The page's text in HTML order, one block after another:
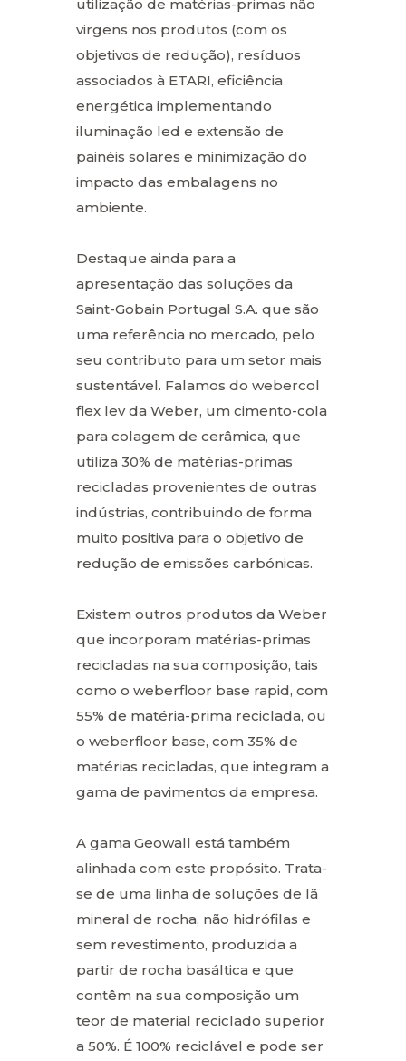
utilização de matérias-primas não
virgens nos produtos (com os
objetivos de redução), resíduos
associados à ETARI, eficiência
energética implementando
iluminação led e extensão de
painéis solares e minimização do
impacto das embalagens no
ambiente.
Destaque ainda para a
apresentação das soluções da
Saint-Gobain Portugal S.A. que são
uma referência no mercado, pelo
seu contributo para um setor mais
sustentável. Falamos do webercol
flex lev da Weber, um cimento-cola
para colagem de cerâmica, que
utiliza 30% de matérias-primas
recicladas provenientes de outras
indústrias, contribuindo de forma
muito positiva para o objetivo de
redução de emissões carbónicas.
Existem outros produtos da Weber
que incorporam matérias-primas
recicladas na sua composição, tais
como o weberfloor base rapid, com
55% de matéria-prima reciclada, ou
o weberfloor base, com 35% de
matérias recicladas, que integram a
gama de pavimentos da empresa.
A gama Geowall está também
alinhada com este propósito. Trata-
se de uma linha de soluções de lã
mineral de rocha, não hidrófilas e
sem revestimento, produzida a
partir de rocha basáltica e que
contêm na sua composição um
teor de material reciclado superior
a 50%. É 100% reciclável e pode ser